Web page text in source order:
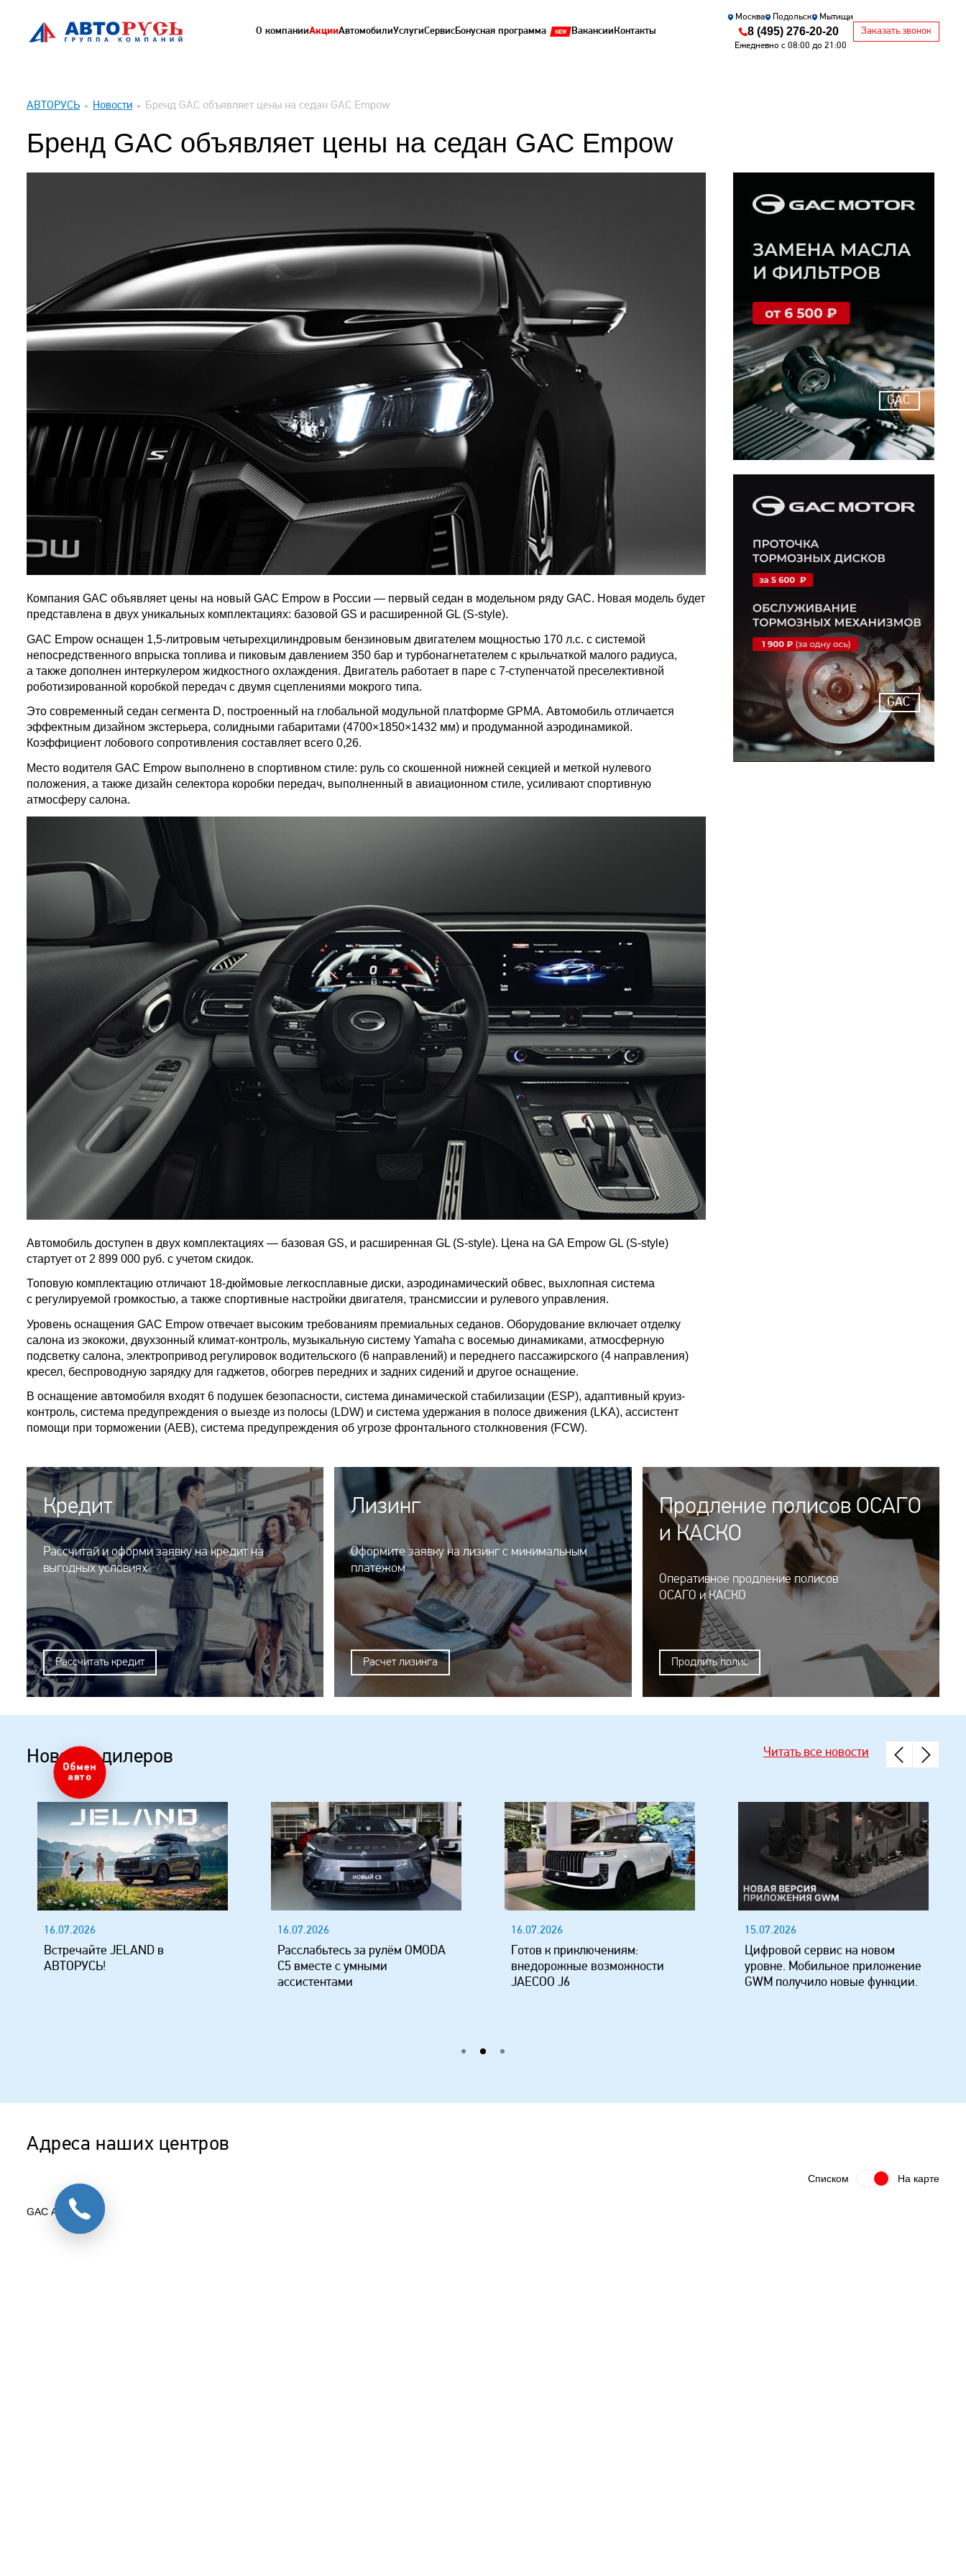
О компанииАкцииАвтомобилиУслугиСервисБонусная программа ВакансииКонтакты
Москва Подольск Мытищи
8 (495) 276-20-20
Ежедневно с 08:00 до 21:00
Заказать звонок
АВТОРУСЬ Новости Бренд GAC объявляет цены на седан GAC Empow
Бренд GAC объявляет цены на седан GAC Empow
Компания GAC объявляет цены на новый GAC Empow в России — первый седан в модельном ряду GAC. Новая модель будет
представлена в двух уникальных комплектациях: базовой GS и расширенной GL (S-style).
GAC Empow оснащен 1,5-литровым четырехцилиндровым бензиновым двигателем мощностью 170 л.с. с системой
непосредственного впрыска топлива и пиковым давлением 350 бар и турбонагнетателем с крыльчаткой малого радиуса,
а также дополнен интеркулером жидкостного охлаждения. Двигатель работает в паре с 7-ступенчатой преселективной
роботизированной коробкой передач с двумя сцеплениями мокрого типа.
Это современный седан сегмента D, построенный на глобальной модульной платформе GPMA. Автомобиль отличается
эффектным дизайном экстерьера, солидными габаритами (4700×1850×1432 мм) и продуманной аэродинамикой.
Коэффициент лобового сопротивления составляет всего 0,26.
Место водителя GAC Empow выполнено в спортивном стиле: руль со скошенной нижней секцией и меткой нулевого
положения, а также дизайн селектора коробки передач, выполненный в авиационном стиле, усиливают спортивную
атмосферу салона.
Автомобиль доступен в двух комплектациях — базовая GS, и расширенная GL (S-style). Цена на GA Empow GL (S-style)
стартует от 2 899 000 руб. с учетом скидок.
Топовую комплектацию отличают 18-дюймовые легкосплавные диски, аэродинамический обвес, выхлопная система
с регулируемой громкостью, а также спортивные настройки двигателя, трансмиссии и рулевого управления.
Уровень оснащения GAC Empow отвечает высоким требованиям премиальных седанов. Оборудование включает отделку
салона из экокожи, двухзонный климат-контроль, музыкальную систему Yamaha с восемью динамиками, атмосферную
подсветку салона, электропривод регулировок водительского (6 направлений) и переднего пассажирского (4 направления)
кресел, беспроводную зарядку для гаджетов, обогрев передних и задних сидений и другое оснащение.
В оснащение автомобиля входят 6 подушек безопасности, система динамической стабилизации (ESP), адаптивный круиз-
контроль, система предупреждения о выезде из полосы (LDW) и система удержания в полосе движения (LKA), ассистент
помощи при торможении (AEB), система предупреждения об угрозе фронтального столкновения (FCW).
GAC
GAC
Кредит
Рассчитай и оформи заявку на кредит на
выгодных условиях
Рассчитать кредит
Лизинг
Оформите заявку на лизинг с минимальным
платежом
Расчет лизинга
Продление полисов ОСАГО
и КАСКО
Оперативное продление полисов
ОСАГО и КАСКО
Продлить полис
Новости дилеров Читать все новости
16.07.2026
Встречайте JELAND в
АВТОРУСЬ!
16.07.2026
Расслабьтесь за рулём OMODA
C5 вместе с умными
ассистентами
16.07.2026
Готов к приключениям:
внедорожные возможности
JAECOO J6
15.07.2026
Цифровой сервис на новом
уровне. Мобильное приложение
GWM получило новые функции.
Адреса наших центров
Списком На карте
GAC АВТОРУСЬ
Оценка
авто